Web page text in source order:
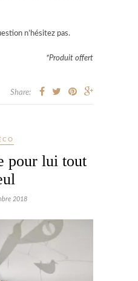
n’hésitez pas.
*Produit offert
Share:
pour lui tout
2018